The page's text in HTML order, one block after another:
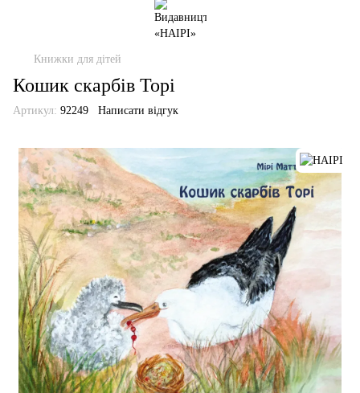
Книжки для дітей
Кошик скарбів Торі
Артикул: 92249 Написати відгук